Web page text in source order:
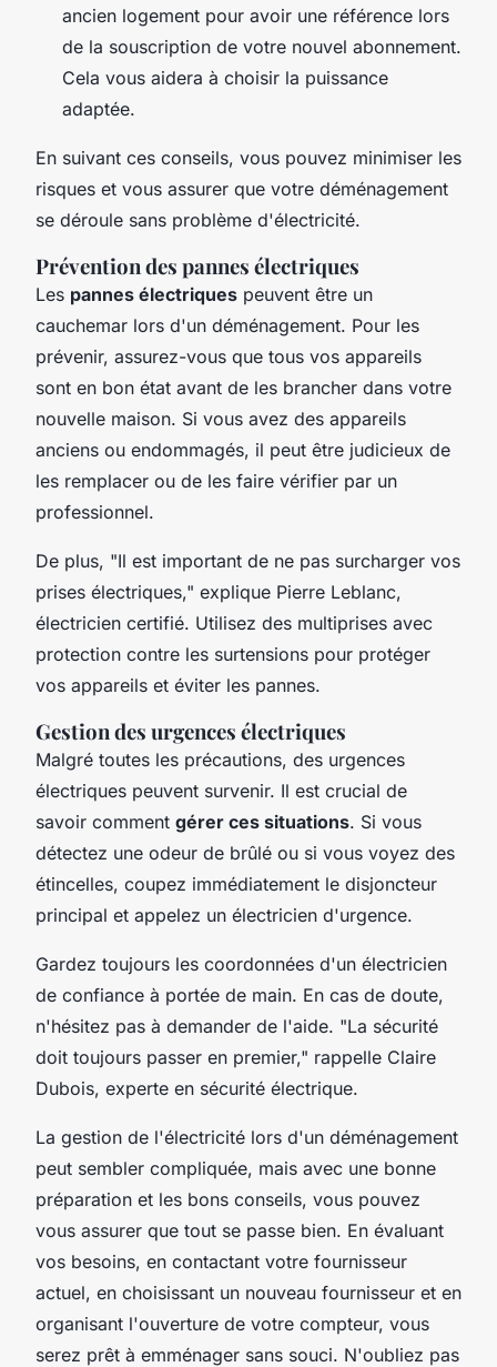
ancien logement pour avoir une référence lors
de la souscription de votre nouvel abonnement.
Cela vous aidera à choisir la puissance
adaptée.
En suivant ces conseils, vous pouvez minimiser les
risques et vous assurer que votre déménagement
se déroule sans problème d'électricité.
Prévention des pannes électriques
Les pannes électriques peuvent être un
cauchemar lors d'un déménagement. Pour les
prévenir, assurez-vous que tous vos appareils
sont en bon état avant de les brancher dans votre
nouvelle maison. Si vous avez des appareils
anciens ou endommagés, il peut être judicieux de
les remplacer ou de les faire vérifier par un
professionnel.
De plus, "Il est important de ne pas surcharger vos
prises électriques," explique Pierre Leblanc,
électricien certifié. Utilisez des multiprises avec
protection contre les surtensions pour protéger
vos appareils et éviter les pannes.
Gestion des urgences électriques
Malgré toutes les précautions, des urgences
électriques peuvent survenir. Il est crucial de
savoir comment gérer ces situations. Si vous
détectez une odeur de brûlé ou si vous voyez des
étincelles, coupez immédiatement le disjoncteur
principal et appelez un électricien d'urgence.
Gardez toujours les coordonnées d'un électricien
de confiance à portée de main. En cas de doute,
n'hésitez pas à demander de l'aide. "La sécurité
doit toujours passer en premier," rappelle Claire
Dubois, experte en sécurité électrique.
La gestion de l'électricité lors d'un déménagement
peut sembler compliquée, mais avec une bonne
préparation et les bons conseils, vous pouvez
vous assurer que tout se passe bien. En évaluant
vos besoins, en contactant votre fournisseur
actuel, en choisissant un nouveau fournisseur et en
organisant l'ouverture de votre compteur, vous
serez prêt à emménager sans souci. N'oubliez pas